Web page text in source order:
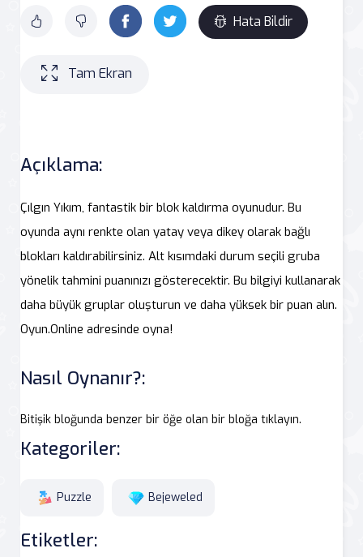
Hata Bildir
Tam Ekran
Açıklama:
Çılgın Yıkım, fantastik bir blok kaldırma oyunudur. Bu
oyunda aynı renkte olan yatay veya dikey olarak bağlı
blokları kaldırabilirsiniz. Alt kısımdaki durum seçili gruba
yönelik tahmini puanınızı gösterecektir. Bu bilgiyi kullanarak
daha büyük gruplar oluşturun ve daha yüksek bir puan alın.
Oyun.Online adresinde oyna!
Nasıl Oynanır?:
Bitişik bloğunda benzer bir öğe olan bir bloğa tıklayın.
Kategoriler:
Puzzle Bejeweled
Etiketler: